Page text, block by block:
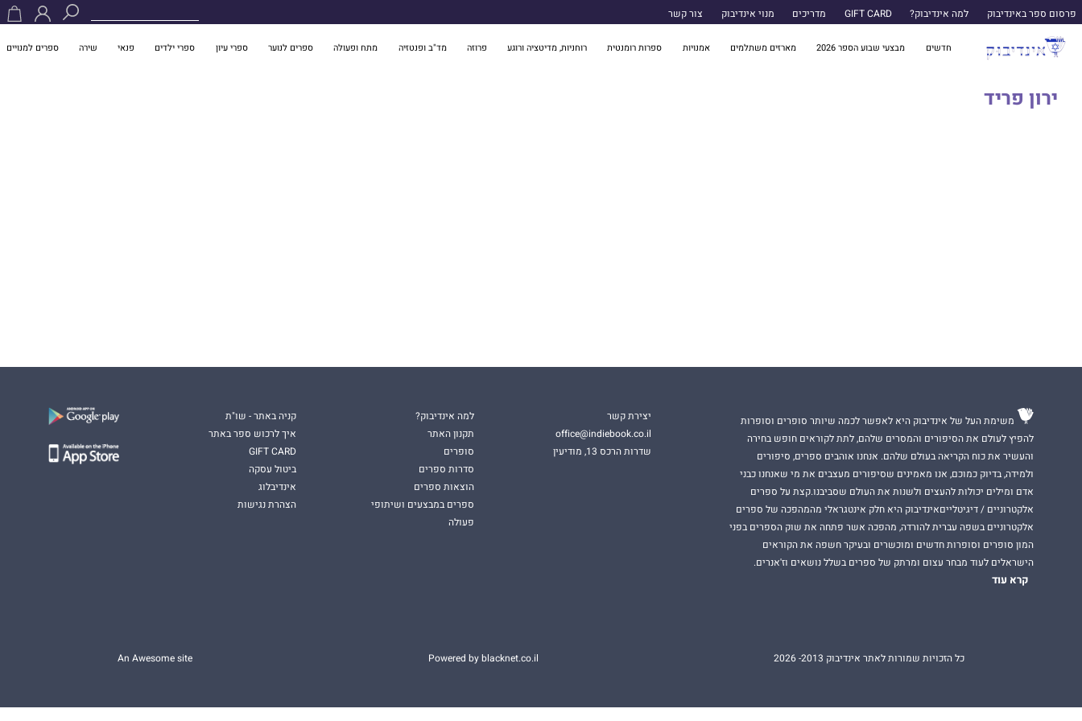
פרסום ספר באינדיבוק למה אינדיבוק? GIFT CARD מדריכים מנוי אינדיבוק צור קשר
חדשים מבצעי שבוע הספר 2026 מארזים משתלמים אמנויות ספרות רומנטית רוחניות, מדיטציה ורוגע פרוזה מד"ב ופנטזיה מתח ופעולה ספרים לנוער ספרי עיון ספרי ילדים פנאי שירה ספרים למנויים
ירון פריד
משימת העל של אינדיבוק היא לאפשר לכמה שיותר סופרים וסופרות
להפיץ לעולם את הסיפורים והמסרים שלהם, לתת לקוראים חופש בחירה
והעשיר את כוח הקריאה בעולם שלהם. אנחנו אוהבים ספרים, סיפורים
ולמידה, בדיוק כמוכם, אנו מאמינים שסיפורים מעצבים את מי שאנחנו כבני
אדם ומילים יכולות להעצים ולשנות את העולם שסביבנו.קצת על ספרים
אלקטרוניים / דיגיטלייםאינדיבוק היא חלק אינטגראלי מהמהפכה של ספרים
אלקטרוניים בשפה עברית להורדה, מהפכה אשר פתחה את שוק הספרים בפני
המון סופרים וסופרות חדשים ומוכשרים ובעיקר חשפה את הקוראים
הישראלים לעוד מבחר עצום ומרתק של ספרים בשלל נושאים וז'אנרים.
קרא עוד
יצירת קשר
office@indiebook.co.il
שדרות הרכס 13, מודיעין
למה אינדיבוק?
תקנון האתר
סופרים
סדרות ספרים
הוצאות ספרים
ספרים במבצעים ושיתופי
פעולה
קניה באתר - שו"ת
איך לרכוש ספר באתר
GIFT CARD
ביטול עסקה
אינדיבלוג
הצהרת נגישות
כל הזכויות שמורות לאתר אינדיבוק 2013- 2026 Powered by blacknet.co.il
An Awesome site